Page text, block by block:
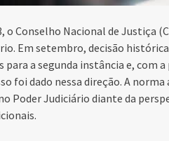
o Conselho Nacional de Justiça
Em setembro, decisão
a segunda instância e, com a
foi dado nessa direção. A
Poder Judiciário diante da